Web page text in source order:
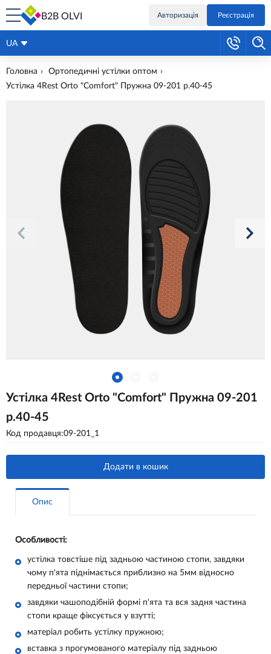
B2B OLVI Авторизація Реєстрація
UA
Головна
Ортопедичні устілки оптом
Устілка 4Rest Orto "Comfort" Пружна 09-201 р.40-45
Устілка 4Rest Orto "Comfort" Пружна 09-201
р.40-45
Код продавця:09-201_1
Додати в кошик
Опис
Особливості:
устілка товстіше під задньою частиною стопи, завдяки
чому п'ята піднімається приблизно на 5мм відносно
передньої частини стопи;
завдяки чашоподібній формі п'ята та вся задня частина
стопи краще фіксується у взутті;
матеріал робить устілку пружною;
вставка з прогумованого матеріалу під задньою